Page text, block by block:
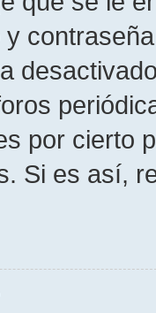
por cierto
Si es así,